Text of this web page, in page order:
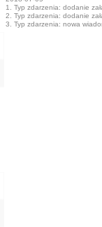
1. Typ zdarzenia: dodanie
2. Typ zdarzenia: dodanie
3. Typ zdarzenia: nowa